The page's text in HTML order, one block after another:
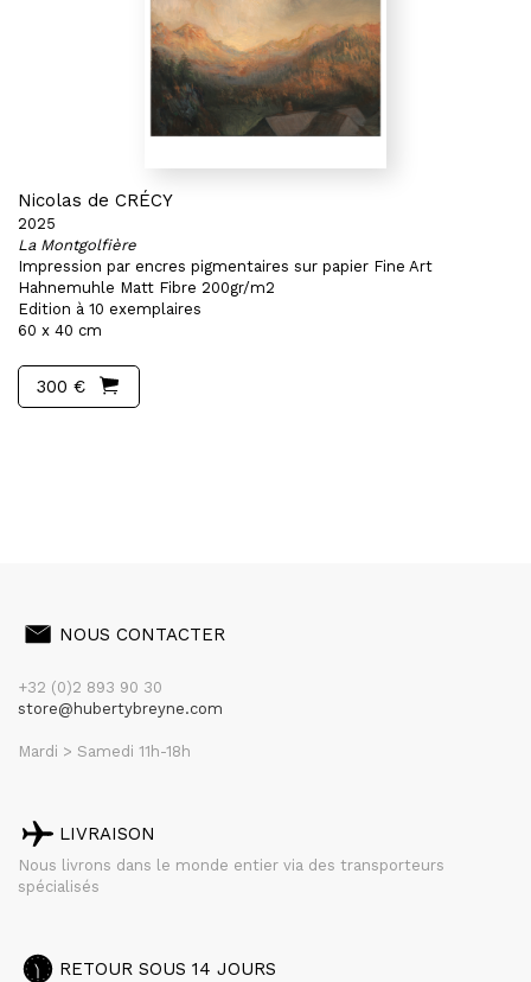
Nicolas de CRÉCY
2025
La Montgolfière
Impression par encres pigmentaires sur papier Fine Art
Hahnemuhle Matt Fibre 200gr/m2
Edition à 10 exemplaires
60 x 40 cm
300 €
NOUS CONTACTER
+32 (0)2 893 90 30
store@hubertybreyne.com
Mardi > Samedi 11h-18h
LIVRAISON
Nous livrons dans le monde entier via des transporteurs
spécialisés
RETOUR SOUS 14 JOURS